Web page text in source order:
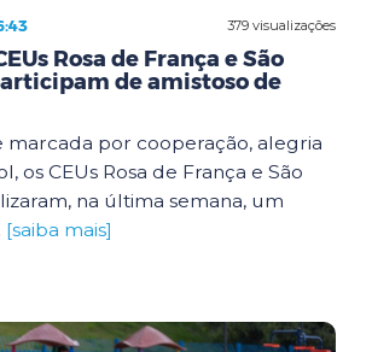
379 visualizações
Rosa de França e São
de amistoso de
marcada por cooperação, alegria
os CEUs Rosa de França e São
na última semana, um
[saiba mais]